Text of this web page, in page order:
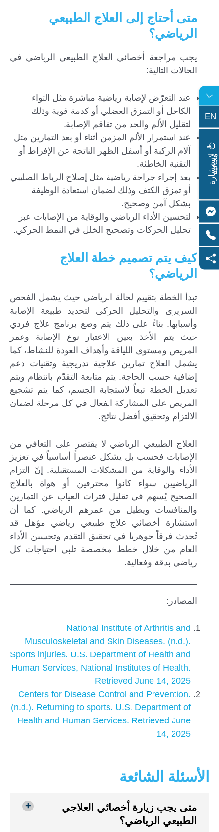
متى أحتاج إلى العلاج الطبيعي
الرياضي؟
يجب مراجعة أخصائي العلاج الطبيعي الرياضي في
الحالات التالية:
عند التعرّض لإصابة رياضية مباشرة مثل التواء
الكاحل أو التمزق العضلي أو كدمة قوية وذلك
لتقليل الألم والحد من تفاقم الإصابة.
عند استمرار الألم المزمن أثناء أو بعد التمارين مثل
آلام الركبة أو أسفل الظهر الناتجة عن الإفراط أو
التقنية الخاطئة.
بعد إجراء جراحة رياضية مثل إصلاح الرباط الصليبي
أو تمزق الكتف وذلك لضمان استعادة الوظيفة
بشكل آمن وصحيح.
لتحسين الأداء الرياضي والوقاية من الإصابات عبر
تحليل الحركات وتصحيح الخلل في النمط الحركي.
كيف يتم تصميم خطة العلاج
الرياضي؟
تبدأ الخطة بتقييم لحالة الرياضي حيث يشمل الفحص
السريري والتحليل الحركي لتحديد طبيعة الإصابة
وأسبابها. بناءً على ذلك يتم وضع برنامج علاج فردي
حيث يتم الأخذ بعين الاعتبار نوع الإصابة وعمر
المريض ومستوى اللياقة وأهداف العودة للنشاط، كما
يشمل العلاج تمارين علاجية تدريجية وتقنيات دعم
إضافية حسب الحاجة. يتم متابعة التقدّم بانتظام ويتم
تعديل الخطة تبعاً لاستجابة الجسم، كما يتم تشجيع
المريض على المشاركة الفعال في كل مرحلة لضمان
الالتزام وتحقيق أفضل نتائج.
العلاج الطبيعي الرياضي لا يقتصر على التعافي من
الإصابات فحسب بل يشكل عنصراً أساسياً في تعزيز
الأداء والوقاية من المشكلات المستقبلية. إنّ التزام
الرياضيين سواء كانوا محترفين أو هواة بالعلاج
الصحيح يُسهم في تقليل فترات الغياب عن التمارين
والمنافسات ويطيل من عمرهم الرياضي. كما أن
استشارة أخصائي علاج طبيعي رياضي مؤهل قد
تُحدث فرقاً جوهريا في تحقيق التقدم وتحسين الأداء
العام من خلال خطط مخصصة تلبي احتياجات كل
رياضي بدقة وفعالية.
المصادر:
National Institute of Arthritis and
Musculoskeletal and Skin Diseases. (n.d.).
Sports injuries. U.S. Department of Health and
Human Services, National Institutes of Health.
Retrieved June 14, 2025
Centers for Disease Control and Prevention.
(n.d.). Returning to sports. U.S. Department of
Health and Human Services. Retrieved June
14, 2025
الأسئلة الشائعة
متى يجب زيارة أخصائي العلاجي
الطبيعي الرياضي؟
EN
ل
ا
س
ت
ش
ا
ر
ة
م
ج
ا
ن
ي
ة